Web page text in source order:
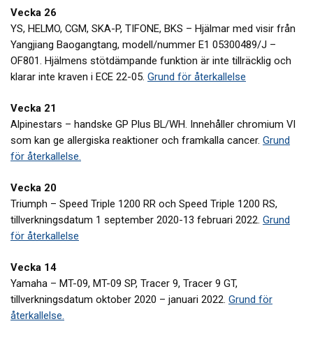
Vecka 26
YS, HELMO, CGM, SKA-P, TIFONE, BKS – Hjälmar med visir från
Yangjiang Baogangtang, modell/nummer E1 05300489/J –
OF801. Hjälmens stötdämpande funktion är inte tillräcklig och
klarar inte kraven i ECE 22-05. Grund för återkallelse
Vecka 21
Alpinestars – handske GP Plus BL/WH. Innehåller chromium VI
som kan ge allergiska reaktioner och framkalla cancer. Grund
för återkallelse.
Vecka 20
Triumph – Speed Triple 1200 RR och Speed Triple 1200 RS,
tillverkningsdatum 1 september 2020-13 februari 2022. Grund
för återkallelse
Vecka 14
Yamaha – MT-09, MT-09 SP, Tracer 9, Tracer 9 GT,
tillverkningsdatum oktober 2020 – januari 2022. Grund för
återkallelse.